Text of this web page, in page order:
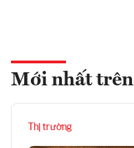
Mới nhất trên
Thị trường